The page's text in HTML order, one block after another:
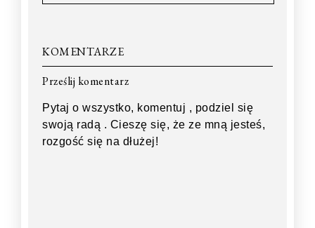
KOMENTARZE
Prześlij komentarz
Pytaj o wszystko, komentuj , podziel się
swoją radą . Cieszę się, że ze mną jesteś,
rozgość się na dłużej!